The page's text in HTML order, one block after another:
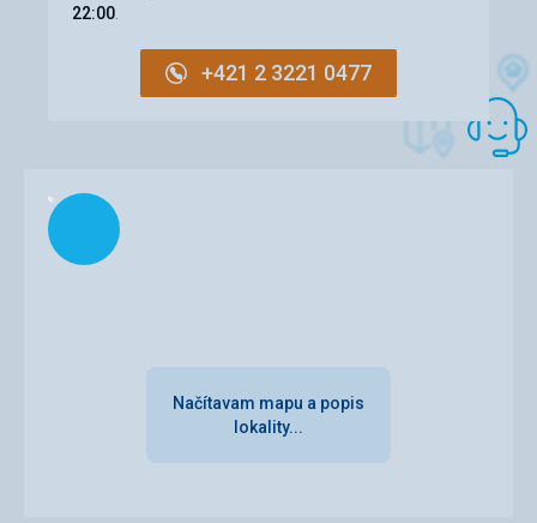
22:00
+421 2 3221 0477
Načítam
Načítavam mapu a popis
lokality...